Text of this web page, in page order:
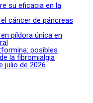
su eficacia en la
cáncer de páncreas
píldora única en
posibles
la fibromialgia
julio de 2026